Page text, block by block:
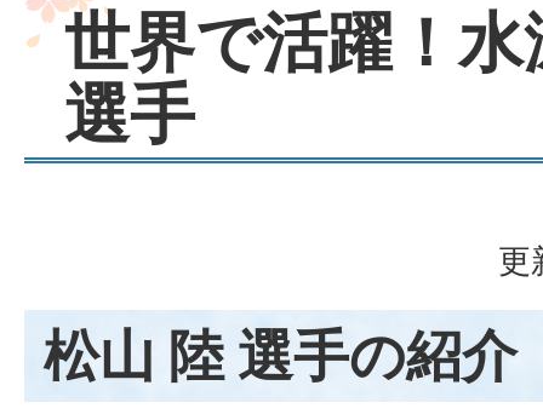
世界で活躍！
選手
更
松山 陸 選手の紹介